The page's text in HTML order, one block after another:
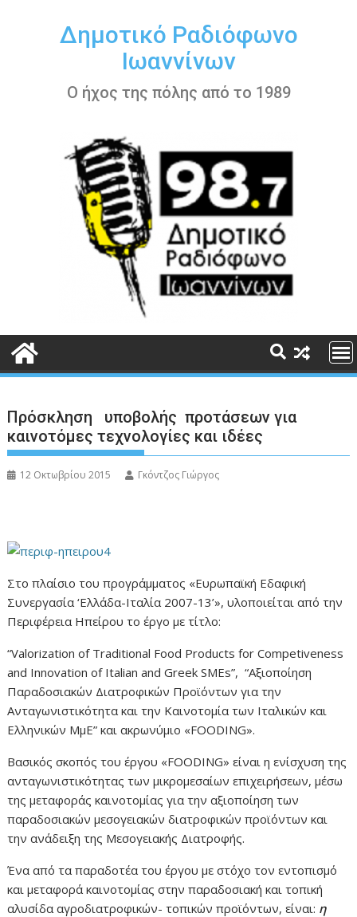
περιεχόμενοΔημοτικό Ραδιόφωνο
Ιωαννίνων
Ο ήχος της πόλης από το 1989
Πρόσκληση υποβολής προτάσεων για
καινοτόμες τεχνολογίες και ιδέες
12 Οκτωβρίου 2015 Γκόντζος Γιώργος
Στο πλαίσιο του προγράμματος «Ευρωπαϊκή Εδαφική
Συνεργασία ‘Ελλάδα-Ιταλία 2007-13’», υλοποιείται από την
Περιφέρεια Ηπείρου το έργο με τίτλο:
“Valorization of Traditional Food Products for Competiveness
and Innovation of Italian and Greek SMEs”, “Αξιοποίηση
Παραδοσιακών Διατροφικών Προϊόντων για την
Ανταγωνιστικότητα και την Καινοτομία των Ιταλικών και
Ελληνικών ΜμΕ” και ακρωνύμιο «FOODING».
Βασικός σκοπός του έργου «FOODING» είναι η ενίσχυση της
ανταγωνιστικότητας των μικρομεσαίων επιχειρήσεων, μέσω
της μεταφοράς καινοτομίας για την αξιοποίηση των
παραδοσιακών μεσογειακών διατροφικών προϊόντων και
την ανάδειξη της Μεσογειακής Διατροφής.
Ένα από τα παραδοτέα του έργου με στόχο τον εντοπισμό
και μεταφορά καινοτομίας στην παραδοσιακή και τοπική
αλυσίδα αγροδιατροφικών- τοπικών προϊόντων, είναι: η